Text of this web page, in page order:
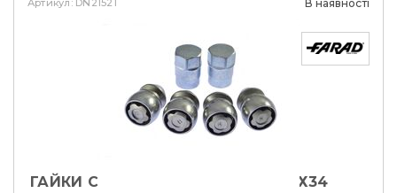
Артикул: DN21521 В наявності
ГАЙКИ СЕКРЕТНІ FARAD М12Х1, 25Х34